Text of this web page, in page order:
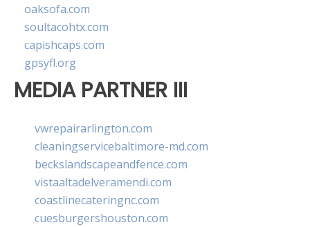
oaksofa.com
soultacohtx.com
capishcaps.com
gpsyfl.org
MEDIA PARTNER III
vwrepairarlington.com
cleaningservicebaltimore-md.com
beckslandscapeandfence.com
vistaaltadelveramendi.com
coastlinecateringnc.com
cuesburgershouston.com